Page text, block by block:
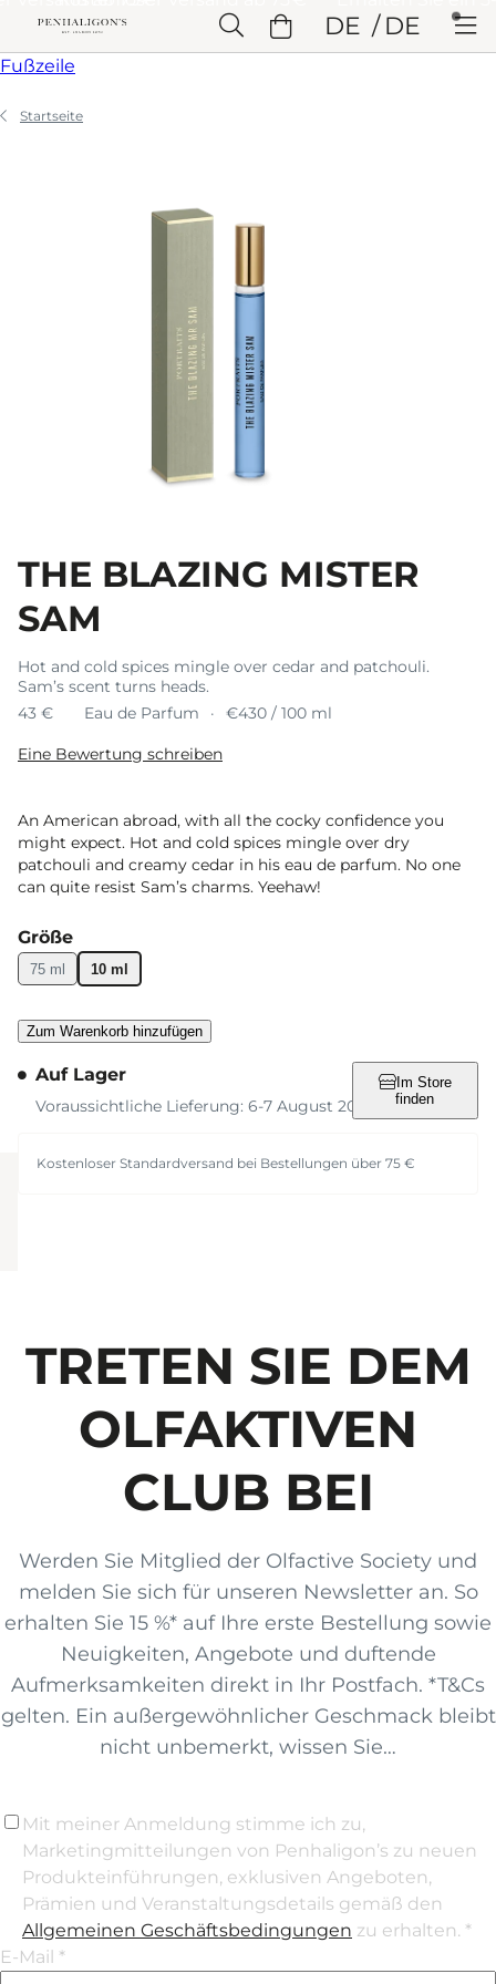
Weiter zu Überschrift Weiter zu HauptinhaltWeiter zu
Fußzeile
DE DE
Startseite
THE BLAZING MISTER
SAM
Hot and cold spices mingle over cedar and patchouli.
Sam’s scent turns heads.
43 €
Eau de Parfum €430 / 100 ml
Eine Bewertung schreiben
An American abroad, with all the cocky confidence you
might expect. Hot and cold spices mingle over dry
patchouli and creamy cedar in his eau de parfum. No one
can quite resist Sam’s charms. Yeehaw!
Größe
75 ml 10 ml
Zum Warenkorb hinzufügen
Auf Lager
Voraussichtliche Lieferung: 6-7 August 2026
Im Store
finden
Kostenloser Standardversand bei Bestellungen über 75 €
TRETEN SIE DEM
OLFAKTIVEN
CLUB BEI
Werden Sie Mitglied der Olfactive Society und
melden Sie sich für unseren Newsletter an. So
erhalten Sie 15 %* auf Ihre erste Bestellung sowie
Neuigkeiten, Angebote und duftende
Aufmerksamkeiten direkt in Ihr Postfach. *T&Cs
gelten. Ein außergewöhnlicher Geschmack bleibt
nicht unbemerkt, wissen Sie…
Mit meiner Anmeldung stimme ich zu,
Marketingmitteilungen von Penhaligon’s zu neuen
Produkteinführungen, exklusiven Angeboten,
Prämien und Veranstaltungsdetails gemäß den
Allgemeinen Geschäftsbedingungen zu erhalten. *
E-Mail *